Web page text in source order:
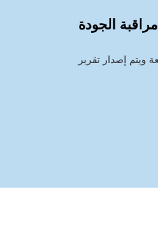
مراقبة الجودة